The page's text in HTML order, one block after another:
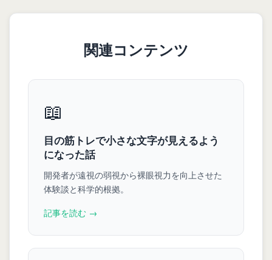
関連コンテンツ
📖
目の筋トレで小さな文字が見えるよう
になった話
開発者が遠視の弱視から裸眼視力を向上させた
体験談と科学的根拠。
記事を読む →